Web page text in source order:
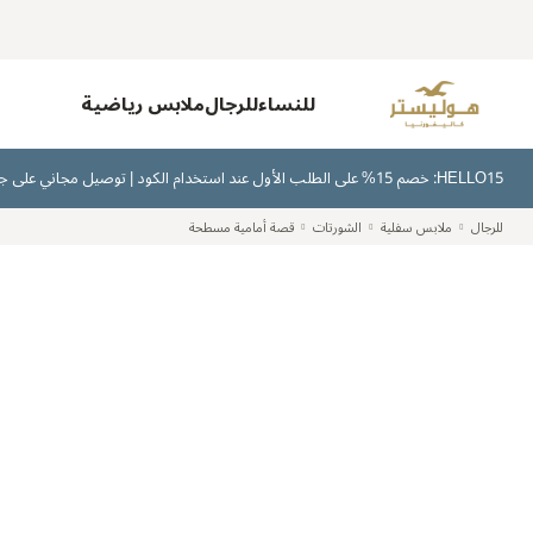
للنساءللرجالملابس رياضية
HELLO15: خصم 15% على الطلب الأول عند استخدام الكود | توصيل مجاني على جميع الطلبات بقيمة 300 ريال سعودي أو أكثر | اشترِ الآن وادفع لاحقًا عبر تابي وتمارا
للرجال ملابس سفلية الشورتات قصة أمامية مسطحة